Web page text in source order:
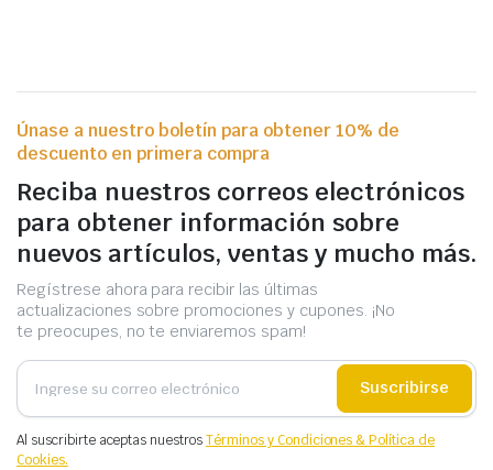
Únase a nuestro boletín para obtener 10% de
descuento en primera compra
Reciba nuestros correos electrónicos
para obtener información sobre
nuevos artículos, ventas y mucho más.
Regístrese ahora para recibir las últimas
actualizaciones sobre promociones y cupones. ¡No
te preocupes, no te enviaremos spam!
Suscribirse
Al suscribirte aceptas nuestrosTérminos y Condiciones & Política de
Cookies.